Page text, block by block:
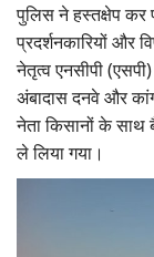
Language
English
पुलिस ने हस्तक्षेप कर
प्रदर्शनकारियों और
नेतृत्व एनसीपी
अंबादास दनवे और
नेता किसानों के साथ
ले लिया गया।